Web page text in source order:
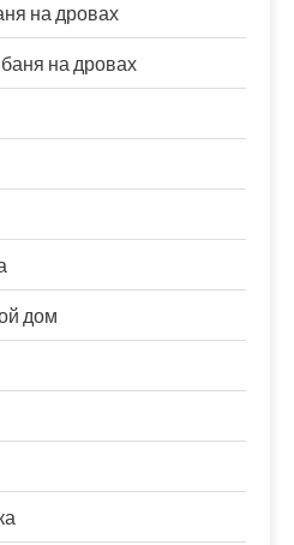
на дровах
на дровах
дом